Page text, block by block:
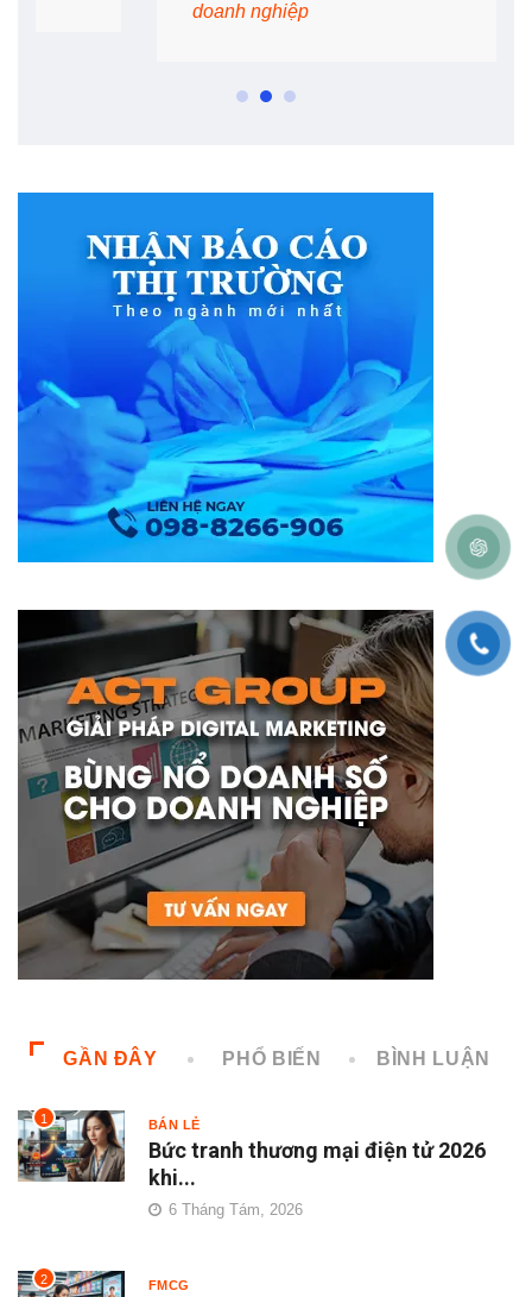
doanh nghiệp
GẦN ĐÂY PHỔ BIẾN BÌNH LUẬN
1 BÁN LẺ
Bức tranh thương mại điện tử 2026
khi...
6 Tháng Tám, 2026
2 FMCG